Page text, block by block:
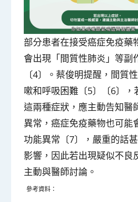
部分患者在接受癌症免疫藥
會出現「間質性肺炎」等副
〔4〕。蔡俊明提醒，間質
嗽和呼吸困難〔5〕〔6〕，
這兩種症狀，應主動告知醫
異常，癌症免疫藥物也可能
功能異常〔7〕，嚴重的話
影響，因此若出現疑似不良
主動與醫師討論。
參考資料：